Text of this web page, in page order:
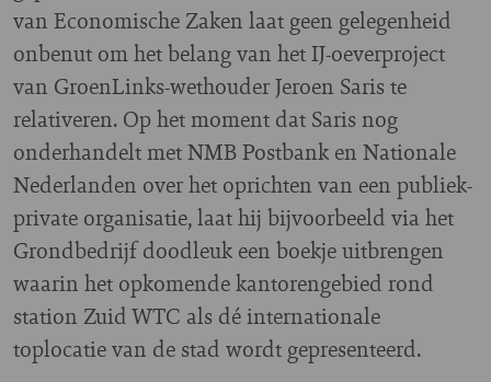
van Economische Zaken laat geen gelegenheid
onbenut om het belang van het IJ-oeverproject
van GroenLinks-wethouder Jeroen Saris te
relativeren. Op het moment dat Saris nog
onderhandelt met NMB Postbank en Nationale
Nederlanden over het oprichten van een publiek-
private organisatie, laat hij bijvoorbeeld via het
Grondbedrijf doodleuk een boekje uitbrengen
waarin het opkomende kantorengebied rond
station Zuid WTC als dé internationale
toplocatie van de stad wordt gepresenteerd.